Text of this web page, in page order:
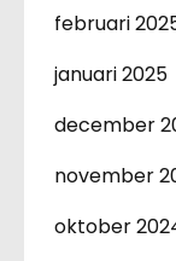
februari
januari 2025
december
november
oktober